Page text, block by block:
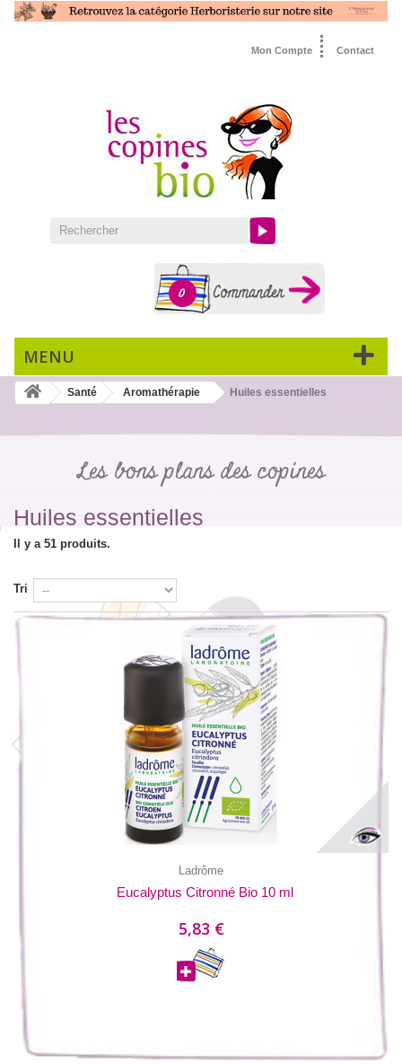
Contact
Mon Compte
0
MENU
Santé Aromathérapie Huiles essentielles
Les bons plans des copines
Huiles essentielles
Il y a 51 produits.
Tri
Ladrôme
Eucalyptus Citronné Bio 10 ml
5,83 €